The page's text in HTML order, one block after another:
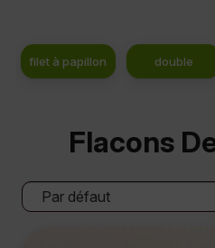
filet à papillon double
Flacons